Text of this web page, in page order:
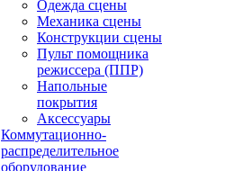
Одежда сцены
Механика сцены
Конструкции сцены
Пульт помощника
режиссера (ППР)
Напольные
покрытия
Аксессуары
Коммутационно-
распределительное
оборудование